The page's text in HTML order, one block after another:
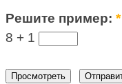
Решите пример:*
8 + 1